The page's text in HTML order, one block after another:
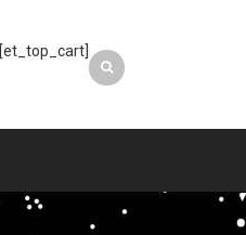
[et_top_cart]